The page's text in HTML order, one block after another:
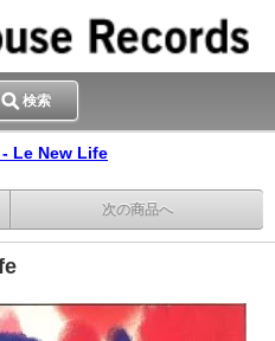
検索
Le New Life
次の商品へ